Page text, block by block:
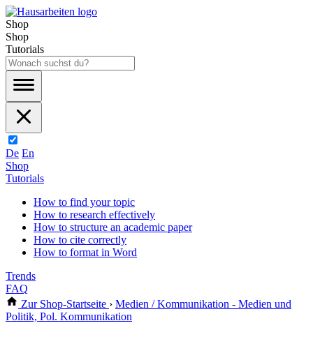
Shop
Shop
Tutorials
De En
Shop
Tutorials
How to find your topic
How to research effectively
How to structure an academic paper
How to cite correctly
How to format in Word
Trends
FAQ
Zur Shop-Startseite › Medien / Kommunikation - Medien und
Politik, Pol. Kommunikation